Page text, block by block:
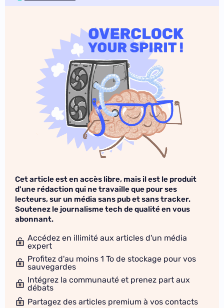
Cet article est en accès libre, mais il est le produit
d'une rédaction qui ne travaille que pour ses
lecteurs, sur un média sans pub et sans tracker.
Soutenez le journalisme tech de qualité en vous
abonnant.
Accédez en illimité aux articles d'un média
expert
Profitez d'au moins 1 To de stockage pour vos
sauvegardes
Intégrez la communauté et prenez part aux
débats
Partagez des articles premium à vos contacts